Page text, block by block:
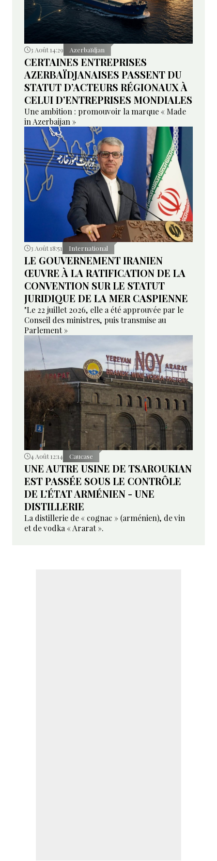
3 Août 14:29 Azerbaïdjan
CERTAINES ENTREPRISES
AZERBAÏDJANAISES PASSENT DU
STATUT D’ACTEURS RÉGIONAUX À
CELUI D’ENTREPRISES MONDIALES
Une ambition : promouvoir la marque « Made
in Azerbaijan »
3 Août 18:51 International
LE GOUVERNEMENT IRANIEN
ŒUVRE À LA RATIFICATION DE LA
CONVENTION SUR LE STATUT
JURIDIQUE DE LA MER CASPIENNE
"Le 22 juillet 2026, elle a été approuvée par le
Conseil des ministres, puis transmise au
Parlement »
4 Août 12:14 Caucase
UNE AUTRE USINE DE TSAROUKIAN
EST PASSÉE SOUS LE CONTRÔLE
DE L’ÉTAT ARMÉNIEN - UNE
DISTILLERIE
La distillerie de « cognac » (arménien), de vin
et de vodka « Ararat ».